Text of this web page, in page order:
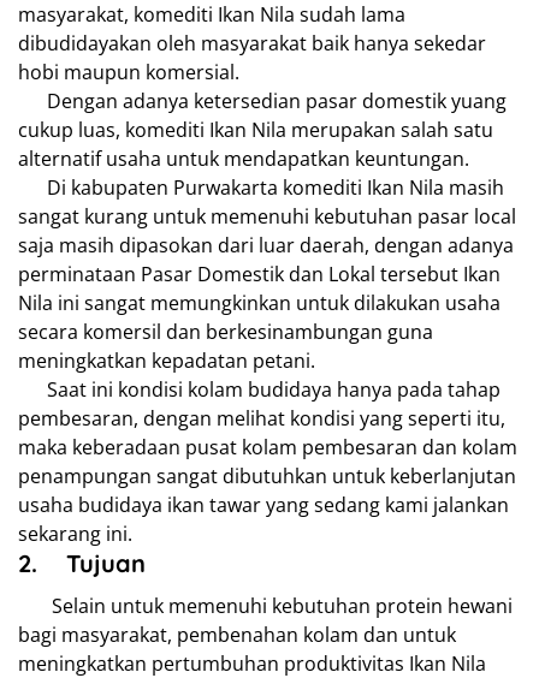
masyarakat, komediti Ikan Nila sudah lama
dibudidayakan oleh masyarakat baik hanya sekedar
hobi maupun komersial.
Dengan adanya ketersedian pasar domestik yuang
cukup luas, komediti Ikan Nila merupakan salah satu
alternatif usaha untuk mendapatkan keuntungan.
Di kabupaten Purwakarta komediti Ikan Nila masih
sangat kurang untuk memenuhi kebutuhan pasar local
saja masih dipasokan dari luar daerah, dengan adanya
perminataan Pasar Domestik dan Lokal tersebut Ikan
Nila ini sangat memungkinkan untuk dilakukan usaha
secara komersil dan berkesinambungan guna
meningkatkan kepadatan petani.
Saat ini kondisi kolam budidaya hanya pada tahap
pembesaran, dengan melihat kondisi yang seperti itu,
maka keberadaan pusat kolam pembesaran dan kolam
penampungan sangat dibutuhkan untuk keberlanjutan
usaha budidaya ikan tawar yang sedang kami jalankan
sekarang ini.
2. Tujuan
Selain untuk memenuhi kebutuhan protein hewani
bagi masyarakat, pembenahan kolam dan untuk
meningkatkan pertumbuhan produktivitas Ikan Nila